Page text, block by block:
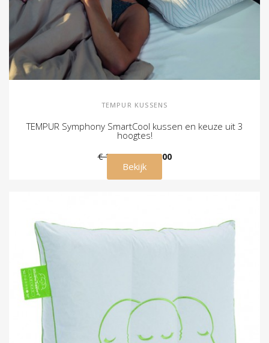
TEMPUR KUSSENS
TEMPUR Symphony SmartCool kussen en keuze uit 3
hoogtes!
€ 179,00 € 115,00
Bekijk